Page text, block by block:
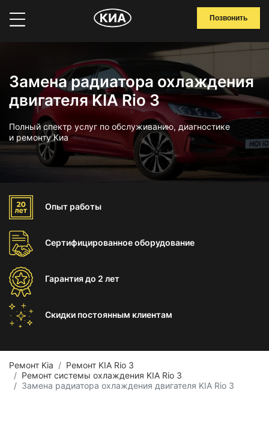
Позвонить
Замена радиатора охлаждения
двигателя KIA Rio 3
Полный спектр услуг по обслуживанию, диагностике
и ремонту Киа
Опыт работы
Сертифицированноеоборудование
Гарантиядо 2 лет
Скидки постоянным клиентам
Ремонт Kia
Ремонт KIA Rio 3
Ремонт системы охлаждения KIA Rio 3
Замена радиатора охлаждения двигателя KIA Rio 3